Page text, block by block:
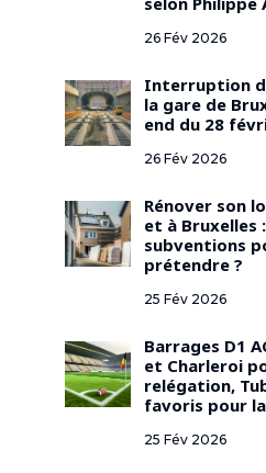
selon
26 Fév 2026
Interruption
la gare de
end du 28
26 Fév 2026
Rénover son
et à Bruxelles
subventions
prétendre ?
25 Fév 2026
Barrages D1
et Charleroi
relégation,
favoris pour
25 Fév 2026